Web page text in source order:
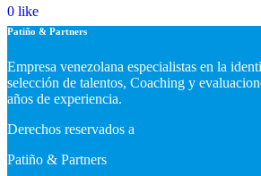
0 like
Patiño & Partners
Empresa venezolana especialistas en la
selección de talentos, Coaching y
años de experiencia.
Derechos reservados a
Patiño & Partners